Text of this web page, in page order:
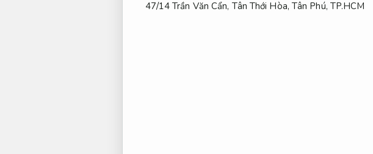
47/14 Trần Văn Cẩn, Tân Thới Hòa, Tân Phú, TP.HCM